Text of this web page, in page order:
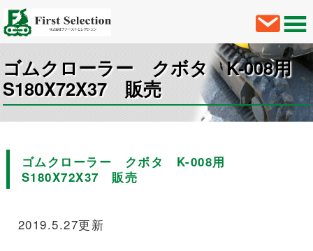
ゴムクローラー クボタ K-008用
S180X72X37 販売
ゴムクローラー クボタ K-008用
S180X72X37 販売
2019.5.27更新